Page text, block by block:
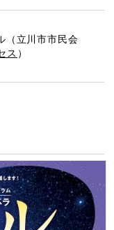
（立川市市民会
ス ）